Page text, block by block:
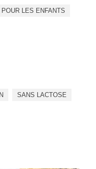
POUR LES ENFANTS
SANS LACTOSE